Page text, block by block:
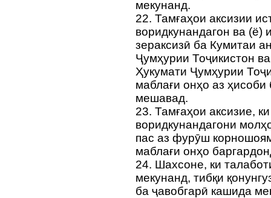
мекунанд.
22. Тамғаҳои аксизии
воридкунандагон ва (ё)
зераксизӣ ба Кумитаи
Ҷумҳурии Тоҷикистон
Ҳукумати Ҷумҳурии
маблағи онҳо аз
мешавад.
23. Тамғаҳои аксизие,
воридкунандагони
пас аз фурӯш
маблағи онҳо
24. Шахсоне, ки
мекунанд, тибқи
ба ҷавобгарӣ кашида